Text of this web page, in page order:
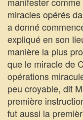
miracles opérés
a donné
expliqué en son
manière la plus
que le miracle de
opérations
peu croyable, dit
première
fut aussi la